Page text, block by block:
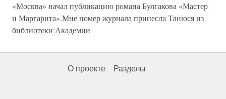
«Москва» начал публикацию романа Булгакова «Мастер
и Маргарита».Мне номер журнала принесла Танюся из
библиотеки Академии
О проекте Разделы